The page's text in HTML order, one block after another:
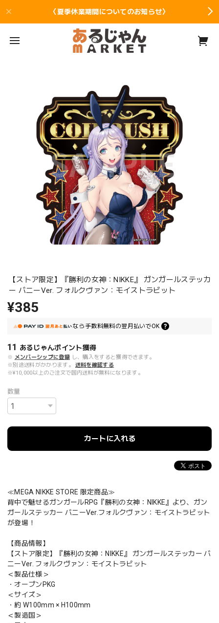
〈夏季休業期間についてのお知らせ〉
【ストア限定】『勝利の女神：NIKKE』 ガンガールステッカ
ー バニーVer. フォルクヴァン：モイストラビット
¥385
なら 手数料無料の翌月払いでOK
11 あるじゃんポイント獲得
※ メンバーシップに登録 し、購入をすると獲得できます。
※別途送料がかかります。
送料を確認する
※¥10,000以上のご注文で国内送料が無料になります。
数量
カートに入れる
≪MEGA NIKKE STORE 限定商品≫
背中で魅せるガンガールRPG『勝利の女神：NIKKE』より、ガン
ガールステッカー バニーVer.フォルクヴァン：モイストラビット
が登場！
【商品情報】
【ストア限定】『勝利の女神：NIKKE』 ガンガールステッカー バ
ニーVer. フォルクヴァン：モイストラビット
＜製品仕様＞
・オープンPKG
＜サイズ＞
・約 W100mm × H100mm
＜製造国＞